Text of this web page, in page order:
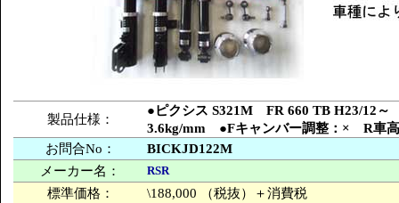
製品仕様：
●ピクシス S321M FR 660 TB H23/12
3.6kg/mm ●Fキャンバー調整：× R車
お問合No：
BICKJD122M
メーカー名：
RSR
標準価格：
\188,000 （税抜）＋消費税